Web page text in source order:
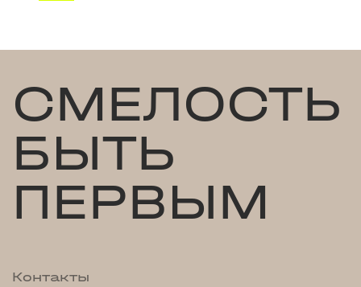
СМЕЛОСТЬ
БЫТЬ
ПЕРВЫМ
Контакты